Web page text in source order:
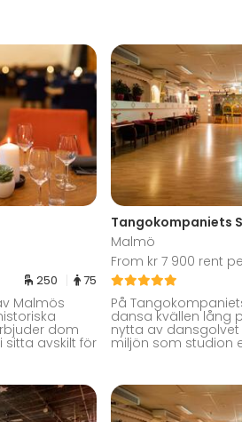
250 75
Malmös
dom
sitta avskilt för
Tangokompaniets
Malmö
From kr 7 900 rent
På
dansa kvällen lång
nytta av
miljön som studion